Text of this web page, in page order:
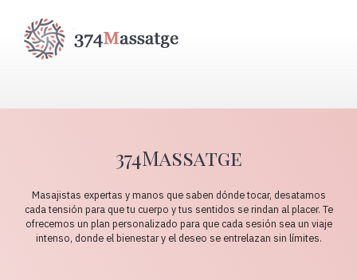
374Massatge
Masajistas expertas y manos que saben dónde tocar, desatamos
cada tensión para que tu cuerpo y tus sentidos se rindan al placer. Te
ofrecemos un plan personalizado para que cada sesión sea un viaje
intenso, donde el bienestar y el deseo se entrelazan sin límites.